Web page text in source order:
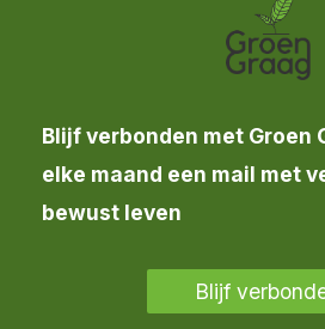
Blijf verbonden met Groen
elke maand een mail met
bewust leven
Blijf